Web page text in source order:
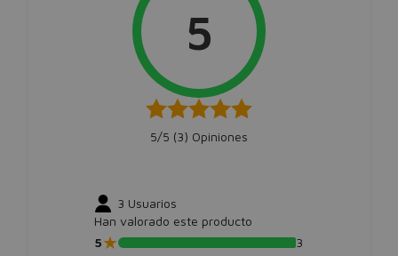
5
5/5 (3) Opiniones
3 Usuarios
Han valorado este producto
5★
3